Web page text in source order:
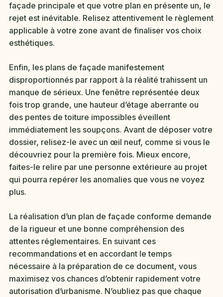
façade principale et que votre plan en présente un, le
rejet est inévitable. Relisez attentivement le règlement
applicable à votre zone avant de finaliser vos choix
esthétiques.
Enfin, les plans de façade manifestement
disproportionnés par rapport à la réalité trahissent un
manque de sérieux. Une fenêtre représentée deux
fois trop grande, une hauteur d’étage aberrante ou
des pentes de toiture impossibles éveillent
immédiatement les soupçons. Avant de déposer votre
dossier, relisez-le avec un œil neuf, comme si vous le
découvriez pour la première fois. Mieux encore,
faites-le relire par une personne extérieure au projet
qui pourra repérer les anomalies que vous ne voyez
plus.
La réalisation d’un plan de façade conforme demande
de la rigueur et une bonne compréhension des
attentes réglementaires. En suivant ces
recommandations et en accordant le temps
nécessaire à la préparation de ce document, vous
maximisez vos chances d’obtenir rapidement votre
autorisation d’urbanisme. N’oubliez pas que chaque